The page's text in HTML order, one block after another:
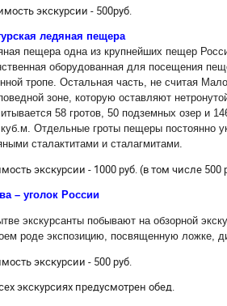
экскурсии - 500руб.
ледяная пещера
пещера одна из крупнейших пещер
оборудованная для посещения
тропе. Остальная часть, не считая
зоне, которую оставляют
58 гротов, 50 подземных озер и
Отдельные гроты пещеры постоянно
сталактитами и сталагмитами.
экскурсии - 1000 руб. (в том числе
– уголок России
экскурсанты побывают на обзорной
роде экспозицию, посвященную ложке,
экскурсии - 500 руб.
экскурсиях предусмотрен обед.